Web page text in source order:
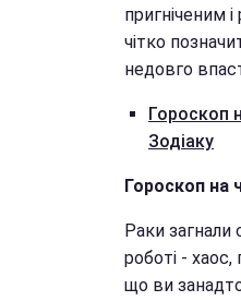
пригніченим
чітко
недовго
Гороскоп
Зодіаку
Гороскоп на
Раки загнали
роботі - хаос,
що ви